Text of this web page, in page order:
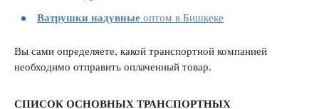
Ватрушки надувные оптом в Бишкеке
Вы сами определяете, какой транспортной компанией
необходимо отправить оплаченный товар.
СПИСОК ОСНОВНЫХ ТРАНСПОРТНЫХ